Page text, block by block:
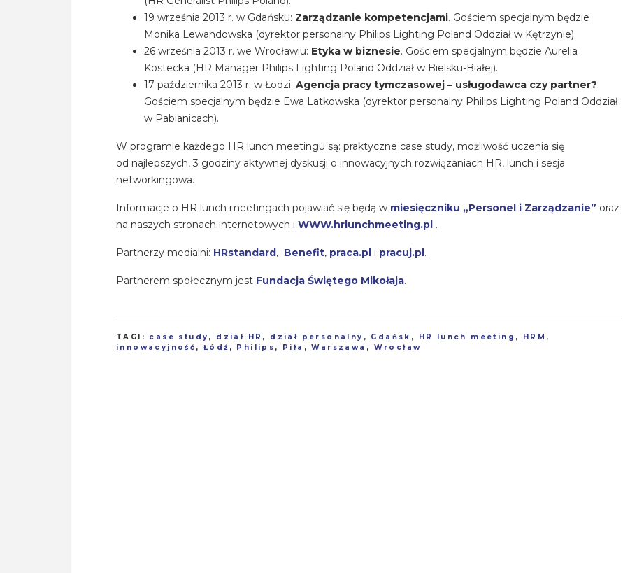
19 września 2013 r. w Gdańsku: Zarządzanie kompetencjami. Gościem specjalnym będzie
Monika Lewandowska (dyrektor personalny Philips Lighting Poland Oddział w Kętrzynie).
26 września 2013 r. we Wrocławiu: Etyka w biznesie. Gościem specjalnym będzie Aurelia
Kostecka (HR Manager Philips Lighting Poland Oddział w Bielsku-Białej).
17 października 2013 r. w Łodzi: Agencja pracy tymczasowej – usługodawca czy partner?
Gościem specjalnym będzie Ewa Latkowska (dyrektor personalny Philips Lighting Poland Oddział
w Pabianicach).
W programie każdego HR lunch meetingu są: praktyczne case study, możliwość uczenia się
od najlepszych, 3 godziny aktywnej dyskusji o innowacyjnych rozwiązaniach HR, lunch i sesja
networkingowa.
Informacje o HR lunch meetingach pojawiać się będą w miesięczniku „Personel i Zarządzanie” oraz
na naszych stronach internetowych i WWW.hrlunchmeeting.pl .
Partnerzy medialni: HRstandard, Benefit, praca.pl i pracuj.pl.
Partnerem społecznym jest Fundacja Świętego Mikołaja.
TAGI: case study , dział HR , dział personalny , Gdańsk , HR lunch meeting , HRM ,
innowacyjność ,Łódź , Philips , Piła ,Warszawa , Wrocław